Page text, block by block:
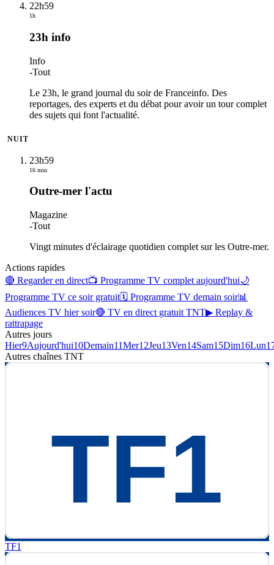
22h59
1h
23h info
Info
-Tout
Le 23h, le grand journal du soir de Franceinfo. Des
reportages, des experts et du débat pour avoir un tour complet
des sujets qui font l'actualité.
NUIT
23h59
16 min
Outre-mer l'actu
Magazine
-Tout
Vingt minutes d'éclairage quotidien complet sur les Outre-mer.
Actions rapides
🔴 Regarder en direct📺 Programme TV complet aujourd'hui🌙
Programme TV ce soir gratuit🗓 Programme TV demain soir📊
Audiences TV hier soir🔴 TV en direct gratuit TNT▶ Replay &
rattrapage
Autres jours
Hier9Aujourd'hui10Demain11Mer12Jeu13Ven14Sam15Dim16Lun
Autres chaînes TNT
TF1